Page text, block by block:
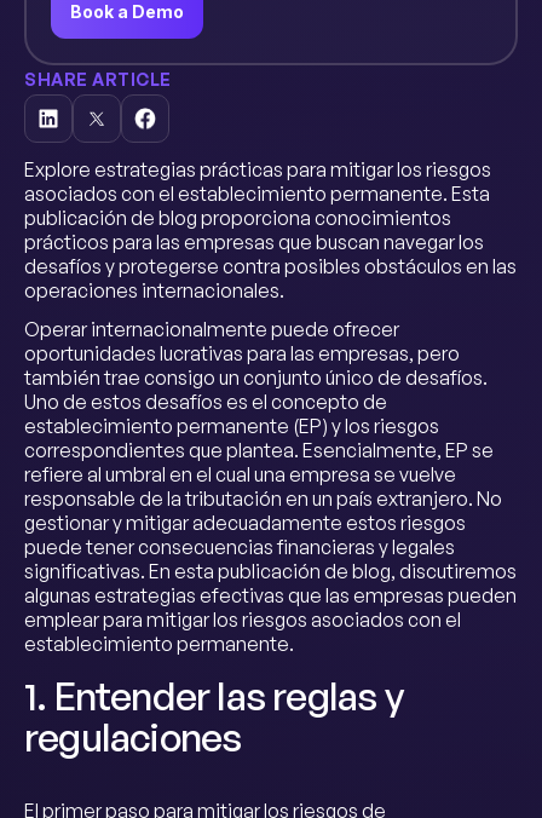
Book a Demo
SHARE ARTICLE
Explore estrategias prácticas para mitigar los riesgos
asociados con el establecimiento permanente. Esta
publicación de blog proporciona conocimientos
prácticos para las empresas que buscan navegar los
desafíos y protegerse contra posibles obstáculos en las
operaciones internacionales.
Operar internacionalmente puede ofrecer
oportunidades lucrativas para las empresas, pero
también trae consigo un conjunto único de desafíos.
Uno de estos desafíos es el concepto de
establecimiento permanente (EP) y los riesgos
correspondientes que plantea. Esencialmente, EP se
refiere al umbral en el cual una empresa se vuelve
responsable de la tributación en un país extranjero. No
gestionar y mitigar adecuadamente estos riesgos
puede tener consecuencias financieras y legales
significativas. En esta publicación de blog, discutiremos
algunas estrategias efectivas que las empresas pueden
emplear para mitigar los riesgos asociados con el
establecimiento permanente.
1. Entender las reglas y
regulaciones
El primer paso para mitigar los riesgos de